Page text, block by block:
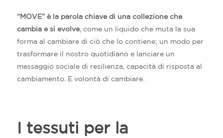
“MOVE” è la parola chiave di una collezione che
cambia e si evolve, come un liquido che muta la sua
forma al cambiare di ciò che lo contiene; un modo per
trasformare il nostro quotidiano e lanciare un
messaggio sociale di resilienza, capacità di risposta al
cambiamento. E volontà di cambiare.
I tessuti per la